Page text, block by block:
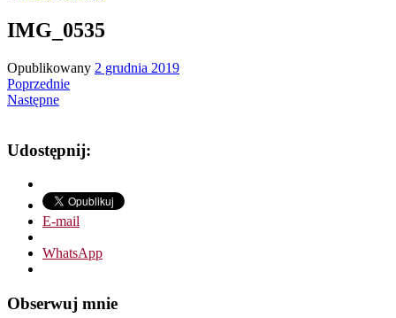
IMG_0535
Opublikowany 2 grudnia 2019
Poprzednie
Następne
Udostępnij:
E-mail
WhatsApp
Obserwuj mnie